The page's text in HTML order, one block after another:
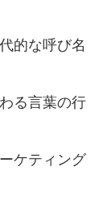
的な呼び名
る言葉の行
ケティング